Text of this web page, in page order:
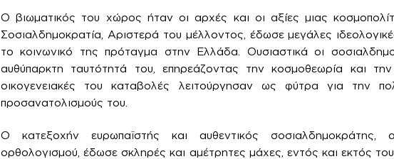
Ο βιωματικός του χώρος ήταν οι αρχές και οι αξίες μιας
Σοσιαλδημοκρατία, Αριστερά του μέλλοντος, έδωσε μεγάλες
το κοινωνικό της πρόταγμα στην Ελλάδα. Ουσιαστικά οι
αυθύπαρκτη ταυτότητά του, επηρεάζοντας την κοσμοθεωρία και
οικογενειακές του καταβολές λειτούργησαν ως φύτρα για την
προσανατολισμούς του.
Ο κατεξοχήν ευρωπαϊστής και αυθεντικός
ορθολογισμού, έδωσε σκληρές και αμέτρητες μάχες, εντός και εκτός